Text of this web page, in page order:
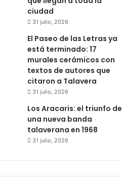
ciudad
31 julio, 2026
El Paseo de las Letras ya
está terminado: 17
murales cerámicos con
textos de autores que
citaron a Talavera
31 julio, 2026
Los Aracaris: el triunfo de
una nueva banda
talaverana en 1968
31 julio, 2026